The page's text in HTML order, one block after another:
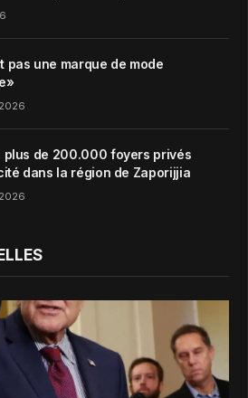
Garden Harmony de la marque
pas une marque de mode
plus de 200.000 foyers privés
dans la région de Zaporijjia